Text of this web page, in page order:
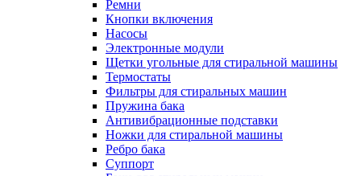
Ремни
Кнопки включения
Насосы
Электронные модули
Щетки угольные для стиральной машины
Термостаты
Фильтры для стиральных машин
Пружина бака
Антивибрационные подставки
Ножки для стиральной машины
Ребро бака
Суппорт